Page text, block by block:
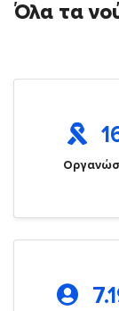
Όλα τα